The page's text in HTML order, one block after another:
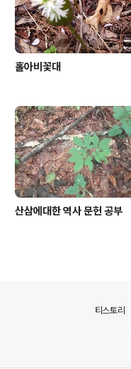
홀아비꽃대
산삼에대한 역사 문헌 공부
티스토리